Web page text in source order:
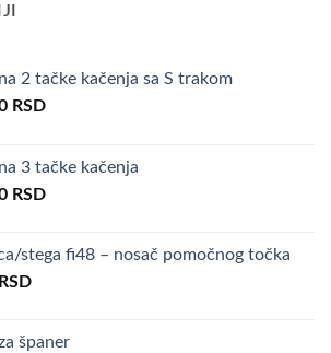
2 tačke kačenja sa S trakom
RSD
3 tačke kačenja
RSD
stega fi48 – nosač pomočnog točka
RSD
španer